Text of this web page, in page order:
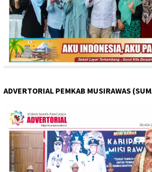
ADVERTORIAL PEMKAB MUSIRAWAS